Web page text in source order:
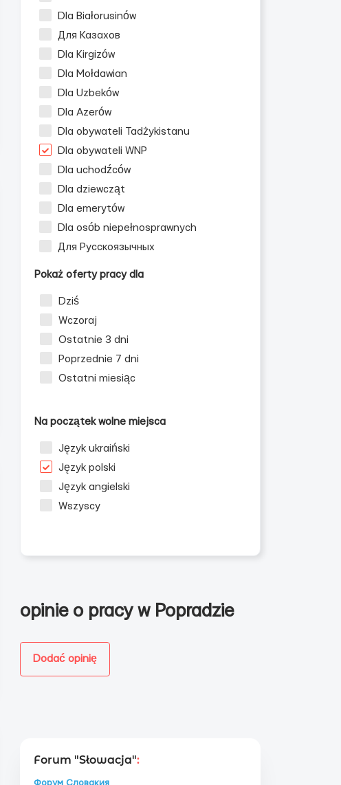
Dla mężczyzn
Dla mężczyzn
Dla Białorusinów
Для Казахов
Dla Kirgizów
Dla Mołdawian
Dla Uzbeków
Dla Azerów
Dla obywateli Tadżykistanu
Dla obywateli WNP
Dla uchodźców
Dla dziewcząt
Dla emerytów
Dla osób niepełnosprawnych
Для Русскоязычных
Pokaż oferty pracy dla
Dziś
Wczoraj
Ostatnie 3 dni
Poprzednie 7 dni
Ostatni miesiąc
Na początek wolne miejsca
Język ukraiński
Język polski
Język angielski
Wszyscy
opinie o pracy w Popradzie
Dodać opinię
Forum "Słowacja":
Форум Словакия